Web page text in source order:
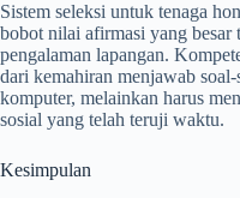
Sistem seleksi untuk tenaga
bobot nilai afirmasi yang besar
pengalaman lapangan.
dari kemahiran menjawab
komputer, melainkan harus
sosial yang telah teruji waktu.
Kesimpulan